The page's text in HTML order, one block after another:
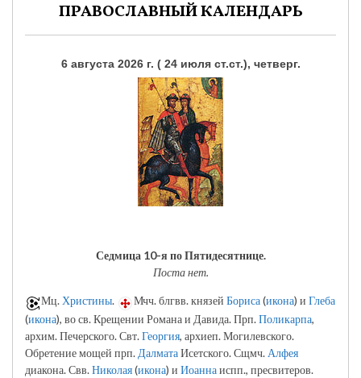
ПРАВОСЛАВНЫЙ КАЛЕНДАРЬ
6 августа 2026 г. ( 24 июля ст.ст.), четверг.
Седмица 10-я по Пятидесятнице.
Поста нет.
Мц. Христины. Мчч. блгвв. князей Бориса(икона) и Глеба
(икона), во св. Крещении Романа и Давида. Прп.Поликарпа,
архим. Печерского. Свт.Георгия, архиеп. Могилевского.
Обретение мощей прп.ДалматаИсетского. Сщмч.Алфея
диакона. Свв.Николая(икона) и Иоаннаиспп., пресвитеров.